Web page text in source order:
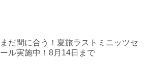
まだ間に合う！夏旅ラストミニッツセ
ール実施中！8月14日まで